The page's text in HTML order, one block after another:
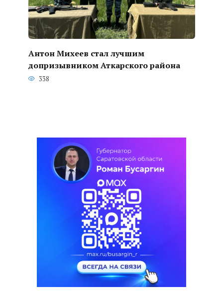
Антон Михеев стал лучшим
допризывником Аткарского района
338